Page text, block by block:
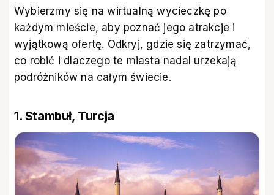
Wybierzmy się na wirtualną wycieczkę po
każdym mieście, aby poznać jego atrakcje i
wyjątkową ofertę. Odkryj, gdzie się zatrzymać,
co robić i dlaczego te miasta nadal urzekają
podróżników na całym świecie.
1. Stambuł, Turcja